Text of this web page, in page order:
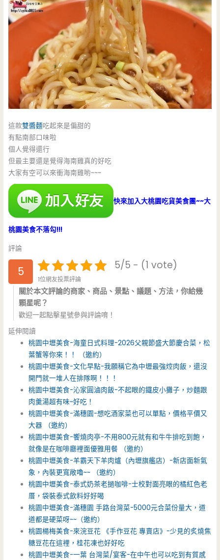
這款雙醬麵吃起來是偏甜的
有點南部口味啦
個人覺得還行
但最主要還是覺得海南雞真的好吃
大家有空可以來衝海南雞喲~~~
快來加入大桃園吃貨美食團~~大
桃園美食不落勾!!!
評論
5 5/5 - (1 vote)
1位網友投票評論
關於本文評論的商家、商品、景點、議題、方法，你給幾
顆星呢？
歡迎一起點擊星號參與評論唷！
延伸閱讀
桃園中壢美食-海童日式料理-2026父親節盛大節慶合菜，松
葉蟹等你來！！ （邀約）
桃園中壢美食-文化早點-我願稱它為中壢最強焢肉飯，還沒
開門就一堆人在排隊啊！！！
桃園中壢美食-沁家圓滷肉飯-不起眼的鐵皮小攤子，炒麵跟
肉羹湯超有味~好吃！
桃園中壢美食-滿穗園-想吃酒家菜也可以單點，價格平價又
大器 （邀約）
桃園中壢美食-饗燒肉亭-不用800元就有和牛牛排吃到飽，
就像是在咖啡廳裡面優雅用餐 （邀約）
桃園中壢美食-羊霸天下羊肉爐（內壢旗艦店）-新店面新氣
象，內裝更寬敞嚕~~ （邀約）
桃園中壢美食-泰式奶茶老撾咖啡-士校對面亮眼的橘紅色老
厝，袋裝泰式飲料好好喝
桃園中壢美食-滿穗園 手路台灣菜-5000元合菜份量大，道
道都是硬菜呀~~（邀約）
桃園楊梅美食-來浣豆花 《手作豆花 專賣店》-少見的炙燒焦
糖豆花在這裡，桂花凍也好好吃
桃園中壢美食-一葉 台灣菜/宴客-在中午也可以吃到有質感